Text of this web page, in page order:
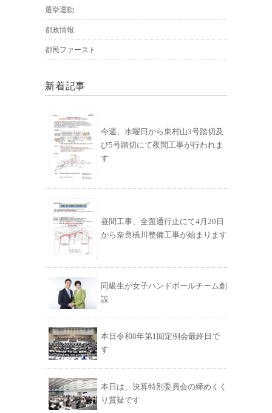
選挙運動
都政情報
都民ファースト
新着記事
今週、水曜日から東村山3号踏切及
び5号踏切にて夜間工事が行われま
す
昼間工事、全面通行止にて4月20日
から奈良橋川整備工事が始まります
同級生が女子ハンドボールチーム創
設
本日令和8年第1回定例会最終日で
す
本日は、決算特別委員会の締めくく
り質疑です